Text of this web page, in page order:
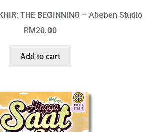
THE BEGINNING – Abeben Studio
RM20.00
Add to cart